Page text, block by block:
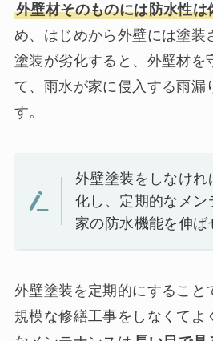
外壁材そのものには防水性は
め、はじめから外壁には塗装
塗装が劣化すると、外壁材を
て、雨水が家に侵入する雨漏
す。
外壁塗装をしなけ
化し、定期的なメ
家の防水機能を伸ば
外壁塗装を定期的にすること
規模な修繕工事をしなくてよ